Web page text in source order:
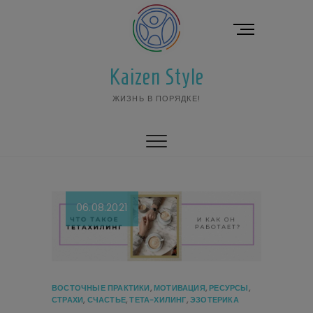
Kaizen Style
ЖИЗНЬ В ПОРЯДКЕ!
К
06.08.2021
ВОСТОЧНЫЕ ПРАКТИКИ,МОТИВАЦИЯ,РЕСУРСЫ,
СТРАХИ, СЧАСТЬЕ,ТЕТА-ХИЛИНГ,ЭЗОТЕРИКА